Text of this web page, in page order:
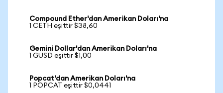
Compound Ether'dan Amerikan Doları'na
1 CETH eşittir $38,60
Gemini Dollar'dan Amerikan Doları'na
1 GUSD eşittir $1,00
Popcat'dan Amerikan Doları'na
1 POPCAT eşittir $0,0441